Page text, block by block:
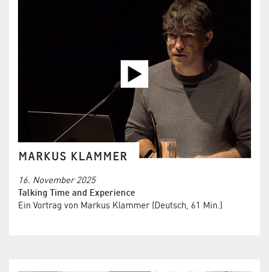
MARKUS KLAMMER
16. November 2025
Talking Time and Experience
Ein Vortrag von Markus Klammer (Deutsch, 61 Min.)